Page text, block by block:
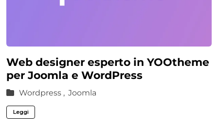
Web designer esperto in YOOtheme
per Joomla e WordPress
Wordpress , Joomla
Leggi